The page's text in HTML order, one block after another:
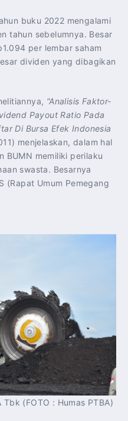
buku 2022 mengalami
tahun sebelumnya. Besar
per lembar saham
dividen yang dibagikan
“Analisis Faktor-
Payout Ratio Pada
Di Bursa Efek Indonesia
menjelaskan, dalam hal
BUMN memiliki perilaku
swasta. Besarnya
(Rapat Umum Pemegang
(FOTO : Humas PTBA)